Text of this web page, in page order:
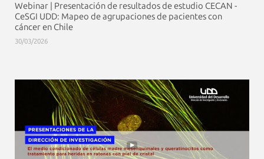
Webinar | Presentación de resultados de estudio CECAN -
CeSGI UDD: Mapeo de agrupaciones de pacientes con
cáncer en Chile
30/03/2026